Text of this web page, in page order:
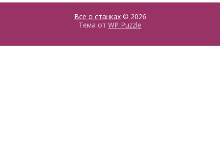
Все о станках© 2026
Тема от WP Puzzle